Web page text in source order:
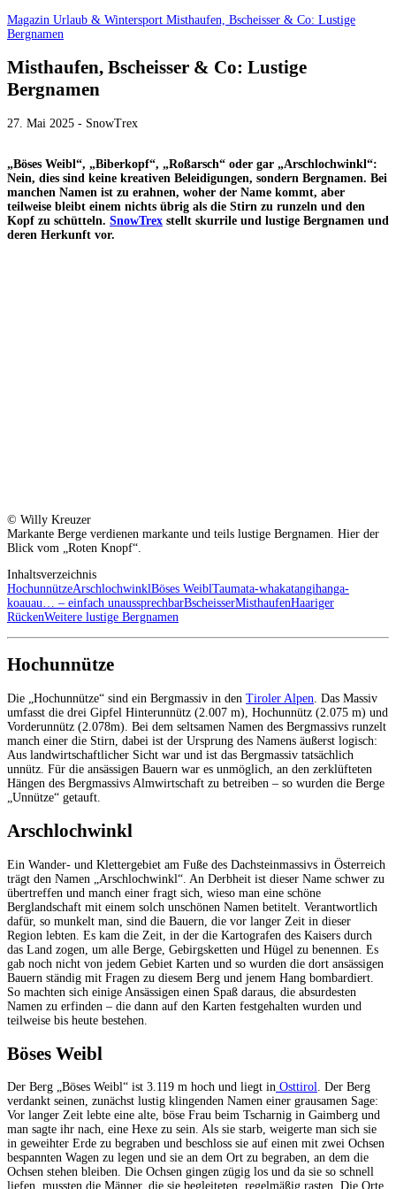
Magazin Urlaub & Wintersport Misthaufen, Bscheisser & Co: Lustige
Bergnamen
Misthaufen, Bscheisser & Co: Lustige
Bergnamen
27. Mai 2025 - SnowTrex
„Böses Weibl“, „Biberkopf“, „Roßarsch“ oder gar „Arschlochwinkl“:
Nein, dies sind keine kreativen Beleidigungen, sondern Bergnamen. Bei
manchen Namen ist zu erahnen, woher der Name kommt, aber
teilweise bleibt einem nichts übrig als die Stirn zu runzeln und den
Kopf zu schütteln. SnowTrex stellt skurrile und lustige Bergnamen und
deren Herkunft vor.
© Willy Kreuzer
Markante Berge verdienen markante und teils lustige Bergnamen. Hier der
Blick vom „Roten Knopf“.
Inhaltsverzeichnis
HochunnützeArschlochwinklBöses WeiblTaumata-whakatangihanga-
koauau… – einfach unaussprechbarBscheisserMisthaufenHaariger
RückenWeitere lustige Bergnamen
Hochunnütze
Die „Hochunnütze“ sind ein Bergmassiv in den Tiroler Alpen . Das Massiv
umfasst die drei Gipfel Hinterunnütz (2.007 m), Hochunnütz (2.075 m) und
Vorderunnütz (2.078m). Bei dem seltsamen Namen des Bergmassivs runzelt
manch einer die Stirn, dabei ist der Ursprung des Namens äußerst logisch:
Aus landwirtschaftlicher Sicht war und ist das Bergmassiv tatsächlich
unnütz. Für die ansässigen Bauern war es unmöglich, an den zerklüfteten
Hängen des Bergmassivs Almwirtschaft zu betreiben – so wurden die Berge
„Unnütze“ getauft.
Arschlochwinkl
Ein Wander- und Klettergebiet am Fuße des Dachsteinmassivs in Österreich
trägt den Namen „Arschlochwinkl“. An Derbheit ist dieser Name schwer zu
übertreffen und manch einer fragt sich, wieso man eine schöne
Berglandschaft mit einem solch unschönen Namen betitelt. Verantwortlich
dafür, so munkelt man, sind die Bauern, die vor langer Zeit in dieser
Region lebten. Es kam die Zeit, in der die Kartografen des Kaisers durch
das Land zogen, um alle Berge, Gebirgsketten und Hügel zu benennen. Es
gab noch nicht von jedem Gebiet Karten und so wurden die dort ansässigen
Bauern ständig mit Fragen zu diesem Berg und jenem Hang bombardiert.
So machten sich einige Ansässigen einen Spaß daraus, die absurdesten
Namen zu erfinden – die dann auf den Karten festgehalten wurden und
teilweise bis heute bestehen.
Böses Weibl
Der Berg „Böses Weibl“ ist 3.119 m hoch und liegt in Osttirol. Der Berg
verdankt seinen, zunächst lustig klingenden Namen einer grausamen Sage:
Vor langer Zeit lebte eine alte, böse Frau beim Tscharnig in Gaimberg und
man sagte ihr nach, eine Hexe zu sein. Als sie starb, weigerte man sich sie
in geweihter Erde zu begraben und beschloss sie auf einen mit zwei Ochsen
bespannten Wagen zu legen und sie an dem Ort zu begraben, an dem die
Ochsen stehen bleiben. Die Ochsen gingen zügig los und da sie so schnell
liefen, mussten die Männer, die sie begleiteten, regelmäßig rasten. Die Orte,